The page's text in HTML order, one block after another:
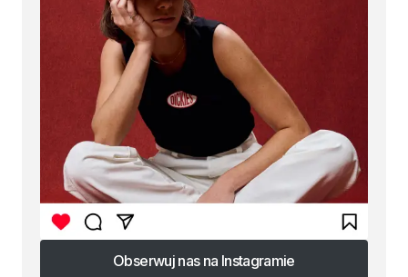
Obserwuj nas na Instagramie